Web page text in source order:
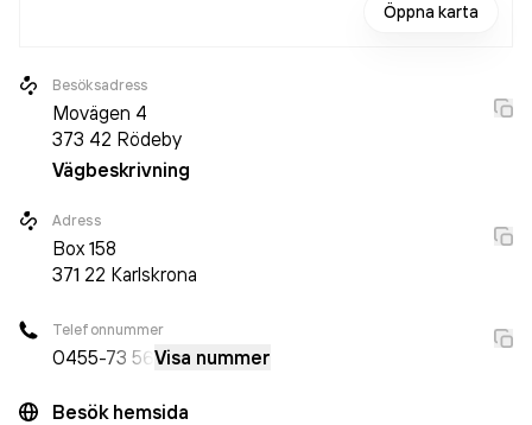
Öppna karta
Besöksadress
Movägen 4
373 42 Rödeby
Vägbeskrivning
Adress
Box158
371 22 Karlskrona
Telefonnummer
0455-73 56 Visa nummer
Besök hemsida